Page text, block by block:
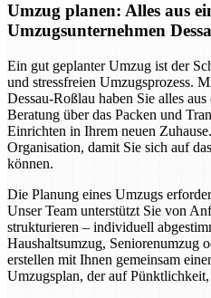
Umzug planen: Alles aus
Umzugsunternehmen
Ein gut geplanter Umzug ist der
und stressfreien Umzugsprozess.
Dessau-Roßlau haben Sie alles
Beratung über das Packen und
Einrichten in Ihrem neuen
Organisation, damit Sie sich auf
können.
Die Planung eines Umzugs
Unser Team unterstützt Sie von
strukturieren – individuell
Haushaltsumzug, Seniorenumzug
erstellen mit Ihnen gemeinsam
Umzugsplan, der auf